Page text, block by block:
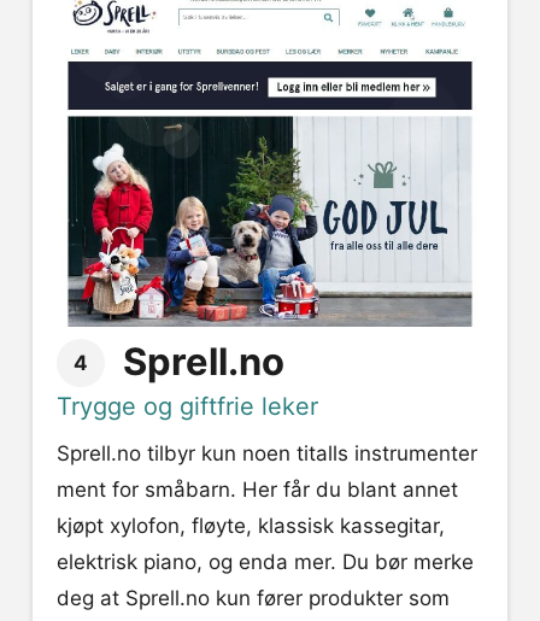
4 Sprell.no
Trygge og giftfrie leker
Sprell.no tilbyr kun noen titalls instrumenter
ment for småbarn. Her får du blant annet
kjøpt xylofon, fløyte, klassisk kassegitar,
elektrisk piano, og enda mer. Du bør merke
deg at Sprell.no kun fører produkter som